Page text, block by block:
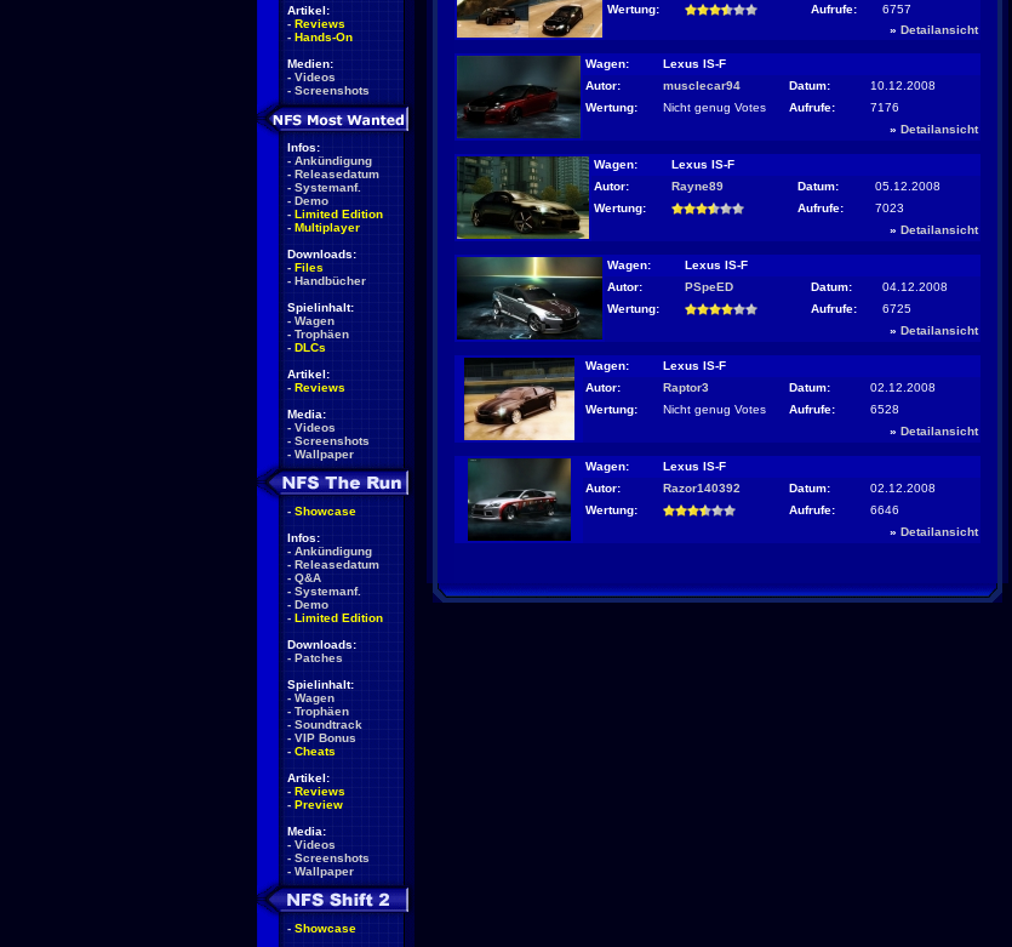
Artikel:
- Reviews
- Hands-On
Medien:
- Videos
- Screenshots
Infos:
- Ankündigung
- Releasedatum
- Systemanf.
- Demo
- Limited Edition
- Multiplayer
Downloads:
- Files
- Handbücher
Spielinhalt:
- Wagen
- Trophäen
- DLCs
Artikel:
- Reviews
Media:
- Videos
- Screenshots
- Wallpaper
- Showcase
Infos:
- Ankündigung
- Releasedatum
- Q&A
- Systemanf.
- Demo
- Limited Edition
Downloads:
- Patches
Spielinhalt:
- Wagen
- Trophäen
- Soundtrack
- VIP Bonus
- Cheats
Artikel:
- Reviews
- Preview
Media:
- Videos
- Screenshots
- Wallpaper
- Showcase
Wertung:
Aufrufe:
6757
» Detailansicht
Wagen:
Lexus IS-F
Autor:
musclecar94 Datum:
10.12.2008
Wertung:
Nicht genug Votes Aufrufe:
7176
» Detailansicht
Wagen:
Lexus IS-F
Autor:
Rayne89 Datum:
05.12.2008
Wertung:
Aufrufe:
7023
» Detailansicht
Wagen:
Lexus IS-F
Autor:
PSpeED Datum:
04.12.2008
Wertung:
Aufrufe:
6725
» Detailansicht
Wagen:
Lexus IS-F
Autor:
Raptor3 Datum:
02.12.2008
Wertung:
Nicht genug Votes Aufrufe:
6528
» Detailansicht
Wagen:
Lexus IS-F
Autor:
Razor140392 Datum:
02.12.2008
Wertung:
Aufrufe:
6646
» Detailansicht